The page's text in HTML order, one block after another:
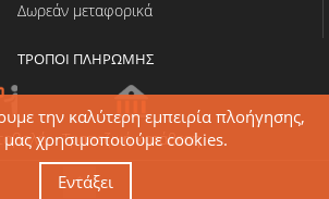
την καλύτερη εμπειρία πλοήγησης,
χρησιμοποιούμε cookies.
Εντάξει
Δωρεάν μεταφορικά
ΤΡΟΠΟΙ ΠΛΗΡΩΜΗΣ
Τραπεζική κατάθεση